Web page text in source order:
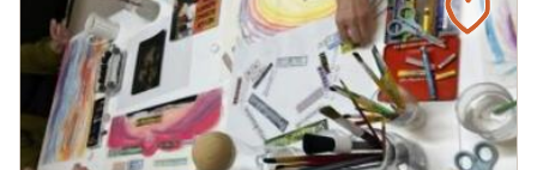
können die Kinder bei einer Kinderführung
einen lustigen Streifzug durch den
Jesuitengarten machen.Dauer: 2
StundenKosten: Erwachsene € 14,- | Kinder (6-
14 Jahre) € 10,- | gratis mit der Sommercard